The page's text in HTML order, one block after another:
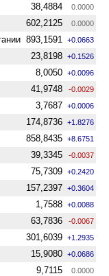
38,4884 0.0000
602,2125 0.0000
893,1591 +0.0663
23,8198 +0.1526
8,0050 +0.0096
41,9748 -0.0029
3,7687 +0.0006
174,8736 +1.8276
858,8435 +8.6751
39,3345 -0.0037
75,7309 +0.2420
157,2397 +0.3604
1,7588 +0.0088
63,7836 -0.0067
301,6039 +1.2935
15,9080 +0.0686
9,7115 0.0000